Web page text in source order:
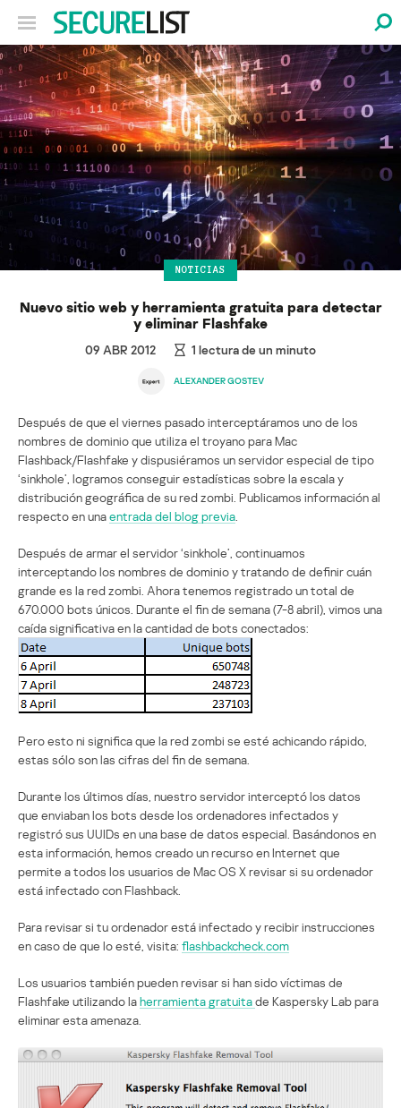
NOTICIAS
Nuevo sitio web y herramienta gratuita para detectar
y eliminar Flashfake
09 ABR 2012 1 lectura de un minuto
ALEXANDER GOSTEV
Después de que el viernes pasado interceptáramos uno de los
nombres de dominio que utiliza el troyano para Mac
Flashback/Flashfake y dispusiéramos un servidor especial de tipo
‘sinkhole’, logramos conseguir estadísticas sobre la escala y
distribución geográfica de su red zombi. Publicamos información al
respecto en unaentrada del blog previa
Después de armar el servidor ‘sinkhole’, continuamos
interceptando los nombres de dominio y tratando de definir cuán
grande es la red zombi. Ahora tenemos registrado un total de
670.000 bots únicos. Durante el fin de semana (7-8 abril), vimos una
caída significativa en la cantidad de bots conectados:
Pero esto ni significa que la red zombi se esté achicando rápido,
estas sólo son las cifras del fin de semana.
Durante los últimos días, nuestro servidor interceptó los datos
que enviaban los bots desde los ordenadores infectados y
registró sus UUIDs en una base de datos especial. Basándonos en
esta información, hemos creado un recurso en Internet que
permite a todos los usuarios de Mac OS X revisar si su ordenador
está infectado con Flashback.
Para revisar si tu ordenador está infectado y recibir instrucciones
en caso de que lo esté, visita: flashbackcheck.com
Los usuarios también pueden revisar si han sido víctimas de
Flashfake utilizando laherramienta gratuitade Kaspersky Lab para
eliminar esta amenaza.